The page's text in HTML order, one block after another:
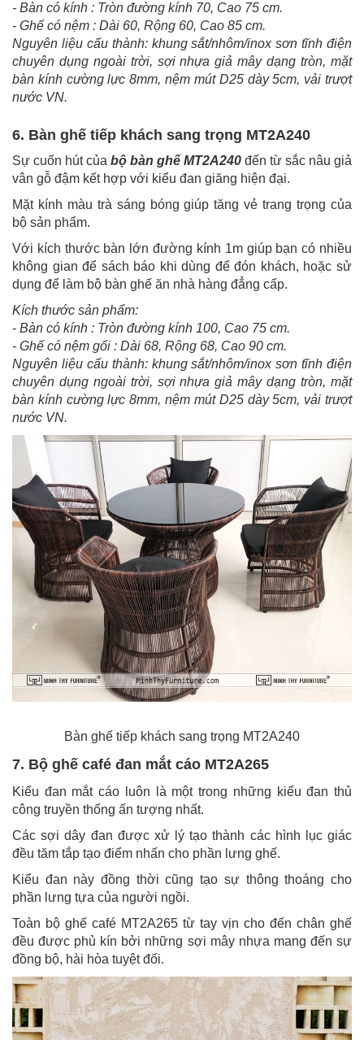
- Bàn có kính : Tròn đường kính 70, Cao 75 cm.
- Ghế có nệm : Dài 60, Rộng 60, Cao 85 cm.
Nguyên liệu cấu thành: khung sắt/nhôm/inox sơn tĩnh điện
chuyên dụng ngoài trời, sợi nhựa giả mây dạng tròn, mặt
bàn kính cường lực 8mm, nệm mút D25 dày 5cm, vải trượt
nước VN.
6. Bàn ghế tiếp khách sang trọng MT2A240
Sự cuốn hút của bộ bàn ghế MT2A240 đến từ sắc nâu giả
vân gỗ đậm kết hợp với kiểu đan giăng hiện đại.
Mặt kính màu trà sáng bóng giúp tăng vẻ trang trọng của
bộ sản phẩm.
Với kích thước bàn lớn đường kính 1m giúp bạn có nhiều
không gian để sách báo khi dùng để đón khách, hoặc sử
dụng để làm bộ bàn ghế ăn nhà hàng đẳng cấp.
Kích thước sản phẩm:
- Bàn có kính : Tròn đường kính 100, Cao 75 cm.
- Ghế có nệm gối : Dài 68, Rộng 68, Cao 90 cm.
Nguyên liệu cấu thành: khung sắt/nhôm/inox sơn tĩnh điện
chuyên dụng ngoài trời, sợi nhựa giả mây dạng tròn, mặt
bàn kính cường lực 8mm, nệm mút D25 dày 5cm, vải trượt
nước VN.
Bàn ghế tiếp khách sang trọng MT2A240
7. Bộ ghế café đan mắt cáo MT2A265
Kiểu đan mắt cáo luôn là một trong những kiểu đan thủ
công truyền thống ấn tượng nhất.
Các sợi dây đan được xử lý tạo thành các hình lục giác
đều tăm tắp tạo điểm nhấn cho phần lưng ghế.
Kiểu đan này đồng thời cũng tạo sự thông thoáng cho
phần lưng tựa của người ngồi.
Toàn bộ ghế café MT2A265 từ tay vịn cho đến chân ghế
đều được phủ kín bởi những sợi mây nhựa mang đến sự
đồng bộ, hài hòa tuyệt đối.